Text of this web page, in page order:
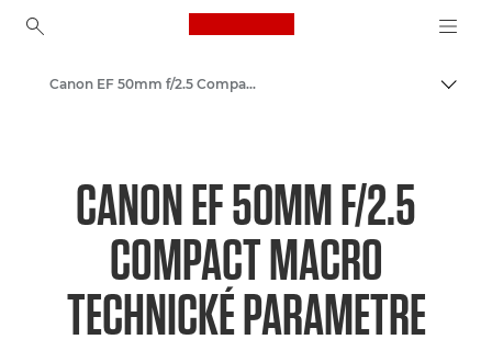
Canon Logo, back to
Canon EF 50mm f/2.5 Compact Macro - Objektívy – objektívy pre kamery a fotoaparáty
CANON EF 50MM F/2.5
COMPACT MACRO
TECHNICKÉ PARAMETRE